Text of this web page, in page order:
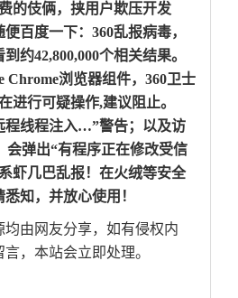
的伎俩，挟用户欺压开发
百度一下：360乱报病毒，
约42,800,000个相关结果。
Chrome浏览器组件，360卫士
进行可疑操作,建议阻止。
线程注入…”警告；以及访
会弹出“有程序正在修改受信
虾几巴乱报！在火绒等安全
知，并放心使用！
均由网友分享，如有侵权内
，本站会立即处理。